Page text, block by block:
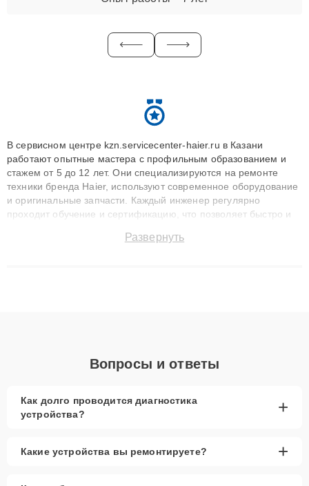
В сервисном центре kzn.servicecenter-haier.ru в Казани
работают опытные мастера с профильным образованием и
стажем от 5 до 12 лет. Они специализируются на ремонте
техники бренда Haier, используют современное оборудование
и оригинальные запчасти. Каждый инженер регулярно
проходит обучение и сертификацию, что позволяет быстро и
сохранением гарантии до 3 лет. Наши мастера решают
Развернуть
Вопросы и ответы
Как долго проводится диагностика
устройства?
+
Какие устройства вы ремонтируете? +